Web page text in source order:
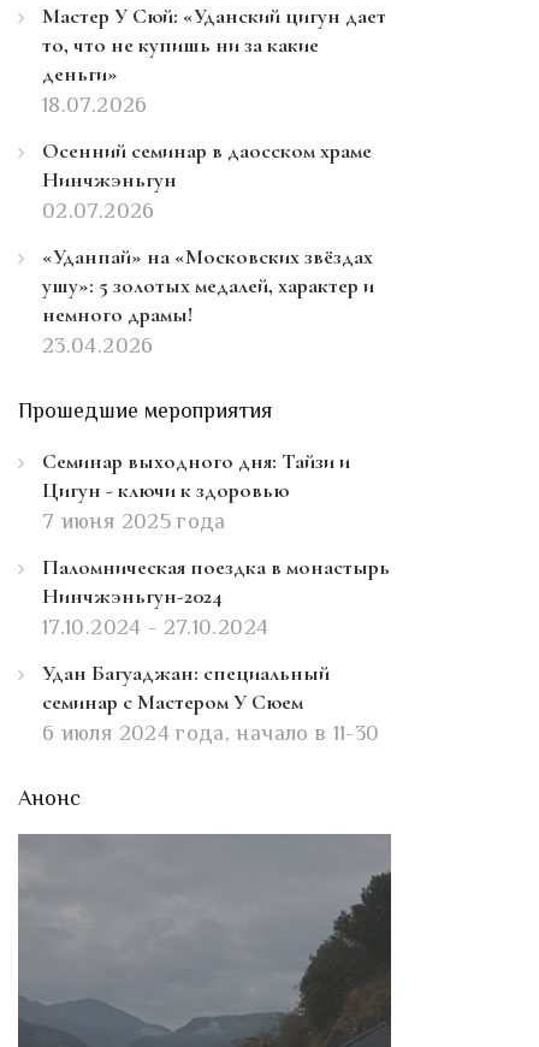
Мастер У Сюй: «Уданский цигун дает
то, что не купишь ни за какие
деньги»
18.07.2026
Осенний семинар в даосском храме
Нинчжэньгун
02.07.2026
«Уданпай» на «Московских звёздах
ушу»: 5 золотых медалей, характер и
немного драмы!
23.04.2026
Прошедшие мероприятия
Семинар выходного дня: Тайзи и
Цигун - ключи к здоровью
7 июня 2025 года
Паломническая поездка в монастырь
Нинчжэньгун-2024
17.10.2024 - 27.10.2024
Удан Багуаджан: специальный
семинар с Мастером У Сюем
6 июля 2024 года, начало в 11-30
Анонс